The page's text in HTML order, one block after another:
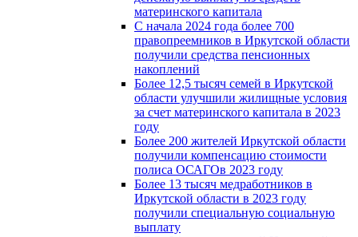
материнского капитала
С начала 2024 года более 700
правопреемников в Иркутской области
получили средства пенсионных
накоплений
Более 12,5 тысяч семей в Иркутской
области улучшили жилищные условия
за счет материнского капитала в 2023
году
Более 200 жителей Иркутской области
получили компенсацию стоимости
полиса ОСАГОв 2023 году
Более 13 тысяч медработников в
Иркутской области в 2023 году
получили специальную социальную
выплату